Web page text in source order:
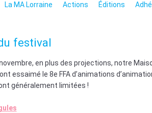
La MA Lorraine Actions Éditions
festival
en plus des projections, notre
essaimé le 8e FFA d’animations
généralement limitées !